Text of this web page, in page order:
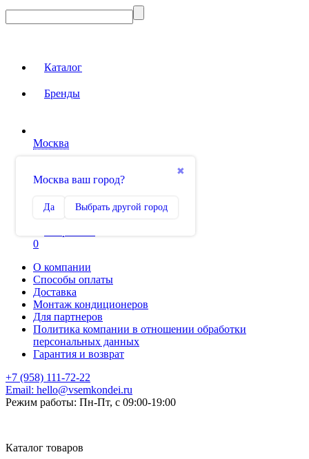
Каталог
Бренды
Москва
✖
Москва ваш город?
Да Выбрать другой город
Сравнение
0
О компании
Способы оплаты
Доставка
Монтаж кондиционеров
Для партнеров
Политика компании в отношении обработки
персональных данных
Гарантия и возврат
+7 (958) 111-72-22
Email: hello@vsemkondei.ru
Режим работы: Пн-Пт, с 09:00-19:00
Каталог товаров